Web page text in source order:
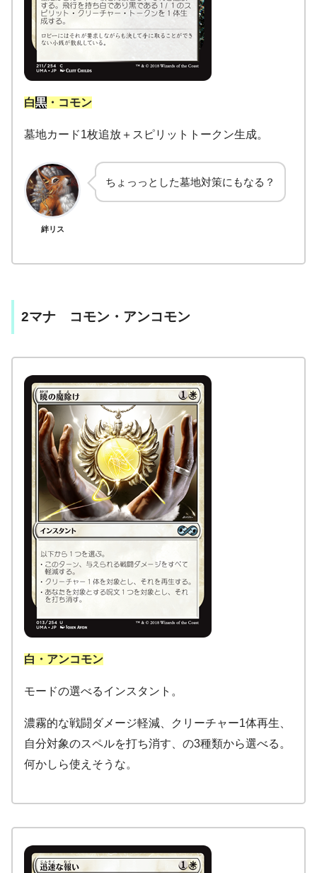
白黒 ・コモン
墓地カード1枚追放＋スピリットトークン生成。
絆リス
ちょっっとした墓地対策にもなる？
2マナ コモン・アンコモン
白・アンコモン
モードの選べるインスタント。
濃霧的な戦闘ダメージ軽減、クリーチャー1体再生、
自分対象のスペルを打ち消す、の3種類から選べる。
何かしら使えそうな。